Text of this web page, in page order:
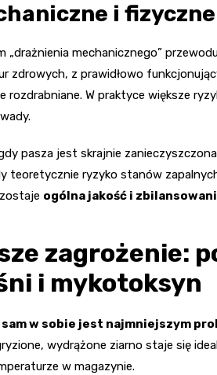
i fizyczne
„drażnienia mechanicznego”
zdrowych, z prawidłowo
rozdrabniane. W praktyce większe
pasza jest skrajnie
teoretycznie ryzyko stanów
ogólna jakość i
zagrożenie:
i mykotoksyn
sam w sobie jest najmniejszym
wydrążone ziarno staje się
w magazynie.